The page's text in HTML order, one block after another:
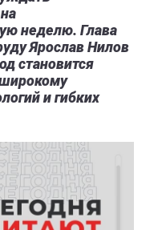
неделю. Глава
Ярослав Нилов
становится
и гибких